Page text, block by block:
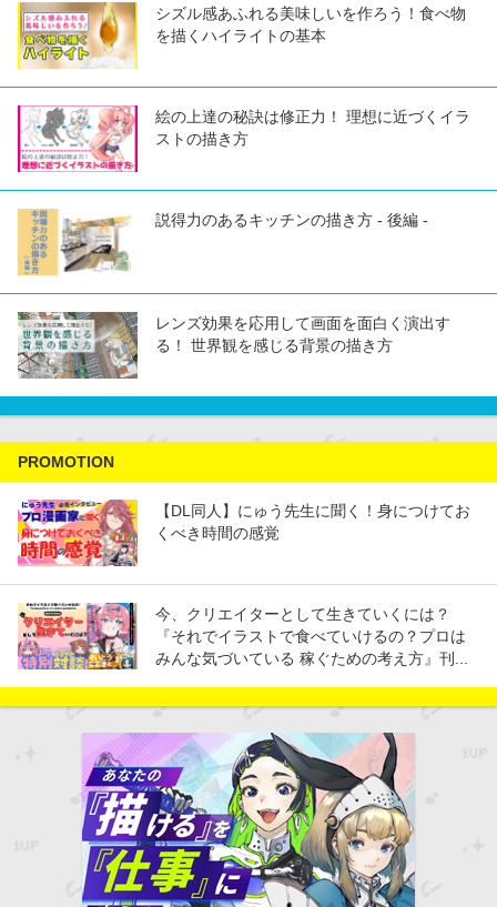
シズル感あふれる美味しいを作ろう！食べ物
を描くハイライトの基本
絵の上達の秘訣は修正力！ 理想に近づくイラ
ストの描き方
説得力のあるキッチンの描き方 - 後編 -
レンズ効果を応用して画面を面白く演出す
る！ 世界観を感じる背景の描き方
PROMOTION
【DL同人】にゅう先生に聞く！身につけてお
くべき時間の感覚
今、クリエイターとして生きていくには？
『それでイラストで食べていけるの？プロは
みんな気づいている 稼ぐための考え方』刊...